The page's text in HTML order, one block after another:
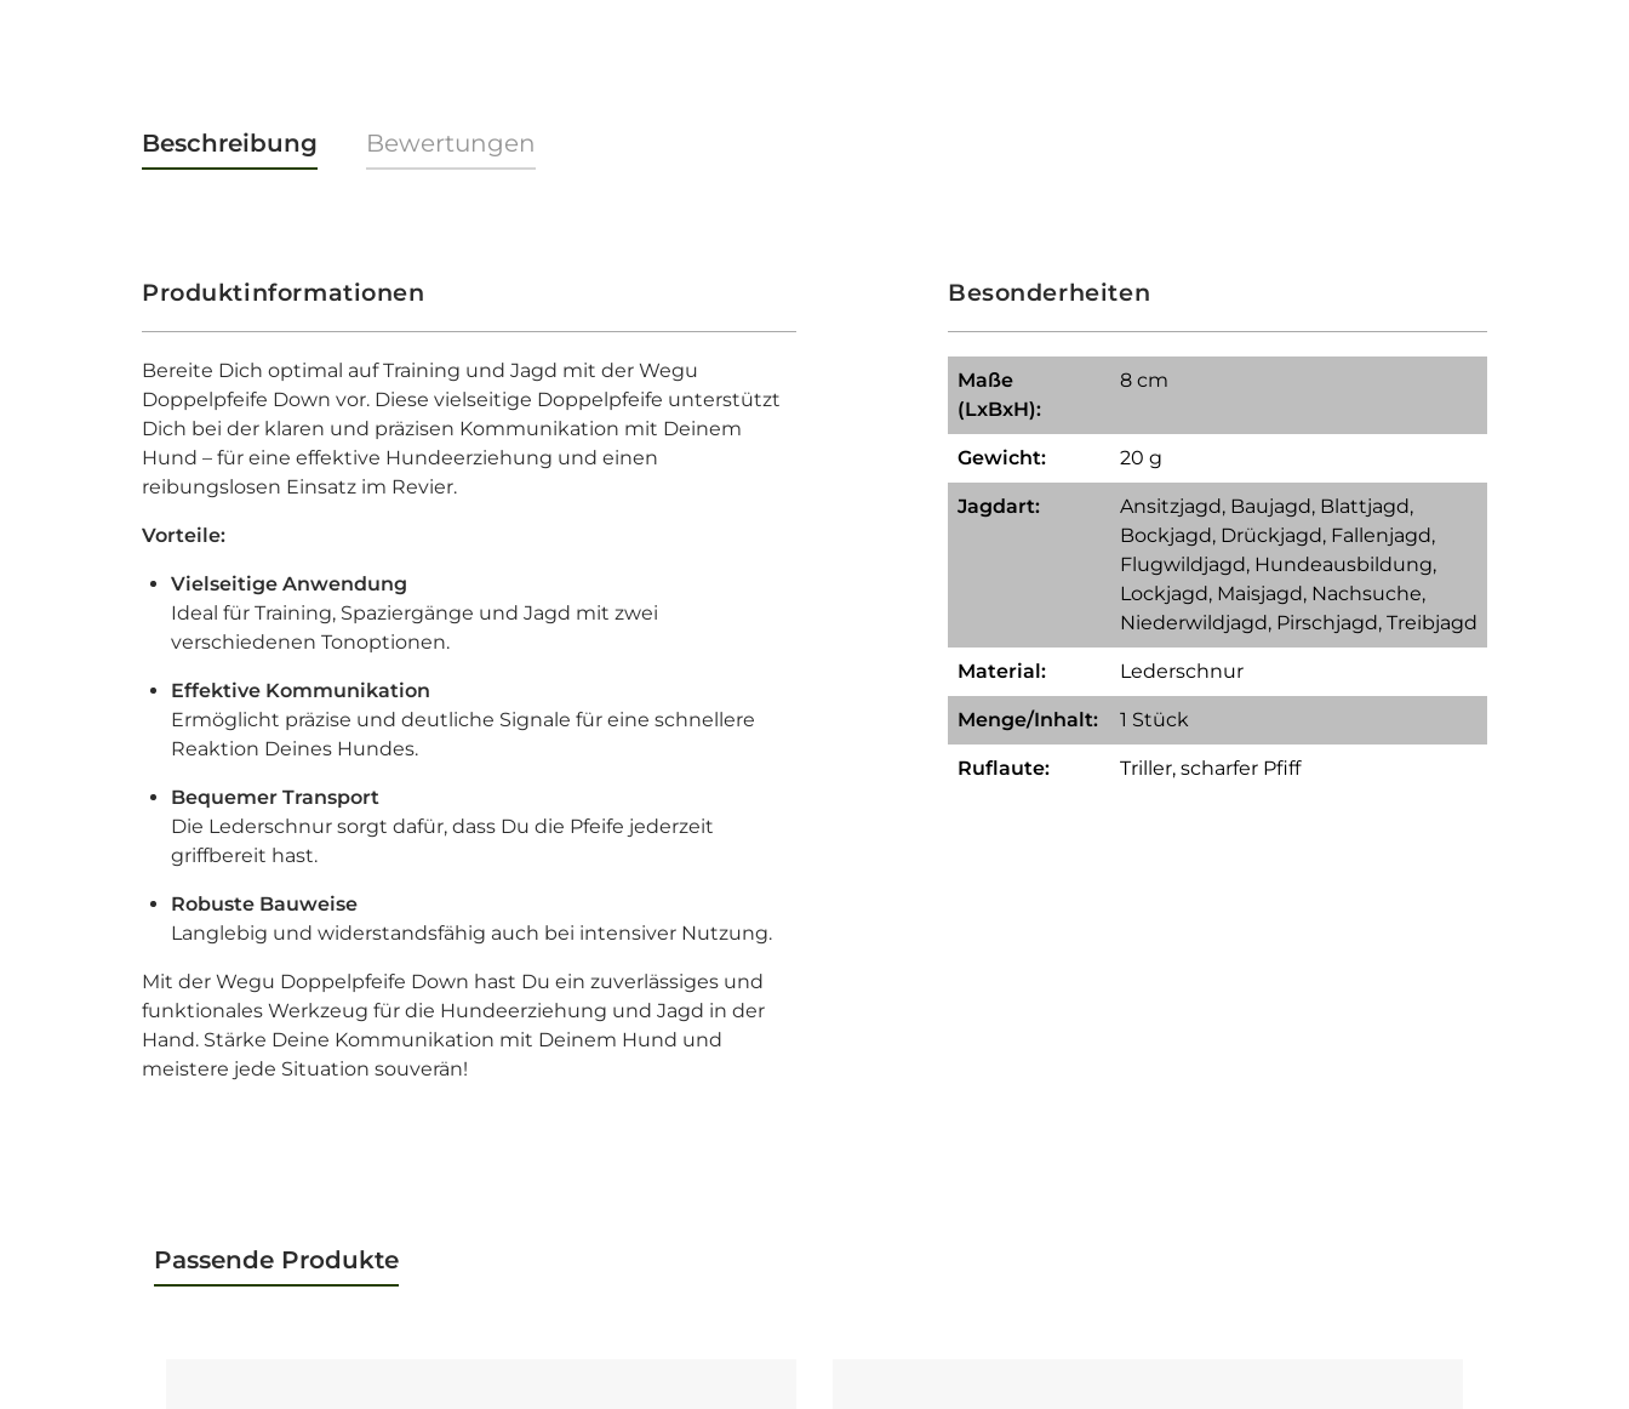
Beschreibung Bewertungen
Produktinformationen
Bereite Dich optimal auf Training und Jagd mit der Wegu
Doppelpfeife Down vor. Diese vielseitige Doppelpfeife unterstützt
Dich bei der klaren und präzisen Kommunikation mit Deinem
Hund – für eine effektive Hundeerziehung und einen
reibungslosen Einsatz im Revier.
Vorteile:
Vielseitige Anwendung
Ideal für Training, Spaziergänge und Jagd mit zwei
verschiedenen Tonoptionen.
Effektive Kommunikation
Ermöglicht präzise und deutliche Signale für eine schnellere
Reaktion Deines Hundes.
Bequemer Transport
Die Lederschnur sorgt dafür, dass Du die Pfeife jederzeit
griffbereit hast.
Robuste Bauweise
Langlebig und widerstandsfähig auch bei intensiver Nutzung.
Mit der Wegu Doppelpfeife Down hast Du ein zuverlässiges und
funktionales Werkzeug für die Hundeerziehung und Jagd in der
Hand. Stärke Deine Kommunikation mit Deinem Hund und
meistere jede Situation souverän!
Besonderheiten
Maße
(LxBxH):
8 cm
Gewicht: 20 g
Jagdart: Ansitzjagd, Baujagd, Blattjagd,
Bockjagd, Drückjagd, Fallenjagd,
Flugwildjagd, Hundeausbildung,
Lockjagd, Maisjagd, Nachsuche,
Niederwildjagd, Pirschjagd, Treibjagd
Material: Lederschnur
Menge/Inhalt: 1 Stück
Ruflaute: Triller, scharfer Pfiff
Passende Produkte